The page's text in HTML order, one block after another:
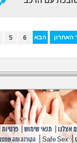
5 6 הבא האחרון
אצלנו |תנאי שימוש |פרטיות
|
Safe Sex
| הקורנה ומה